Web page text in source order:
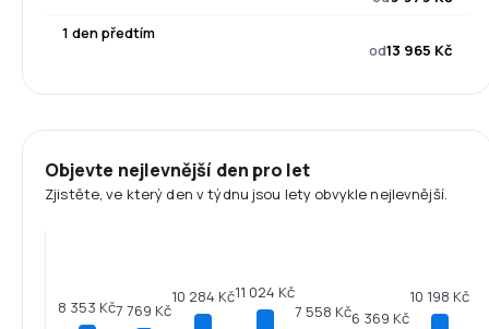
1 den předtím
od13 965 Kč
Objevte nejlevnější den pro let
Zjistěte, ve který den v týdnu jsou lety obvykle nejlevnější.
8 353 Kč7 769 Kč
10 284 Kč11 024 Kč
7 558 Kč6 369 Kč
10 198 Kč